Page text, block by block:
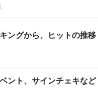
ングから、ヒットの推移
ント、サインチェキなど